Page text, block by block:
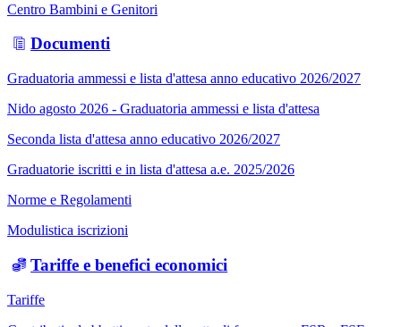
Centro Bambini e Genitori
Documenti
Graduatoria ammessi e lista d'attesa anno educativo 2026/2027
Nido agosto 2026 - Graduatoria ammessi e lista d'attesa
Seconda lista d'attesa anno educativo 2026/2027
Graduatorie iscritti e in lista d'attesa a.e. 2025/2026
Norme e Regolamenti
Modulistica iscrizioni
Tariffe e benefici economici
Tariffe